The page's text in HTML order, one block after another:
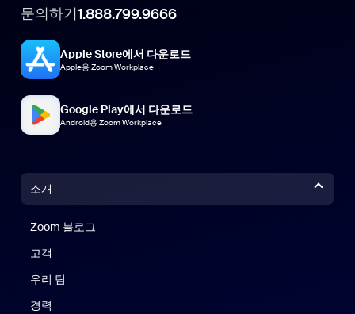
Mail
Zoom Mail
문의하기1.888.799.9666
Apple Store에서 다운로드
Apple용 Zoom Workplace
Google Play에서 다운로드
Android용 Zoom Workplace
소개
Zoom 블로그
고객
우리 팀
경력